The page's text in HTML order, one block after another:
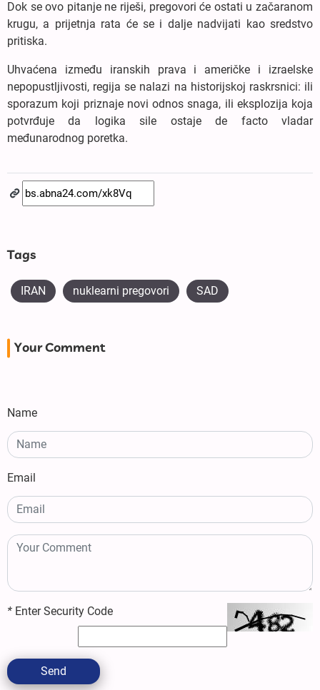
Dok se ovo pitanje ne riješi, pregovori će ostati u začaranom
krugu, a prijetnja rata će se i dalje nadvijati kao sredstvo
pritiska.
Uhvaćena između iranskih prava i američke i izraelske
nepopustljivosti, regija se nalazi na historijskoj raskrsnici: ili
sporazum koji priznaje novi odnos snaga, ili eksplozija koja
potvrđuje da logika sile ostaje de facto vladar
međunarodnog poretka.
Tags
IRAN nuklearni pregovori SAD
Your Comment
Name
Email
* Enter Security Code
Send